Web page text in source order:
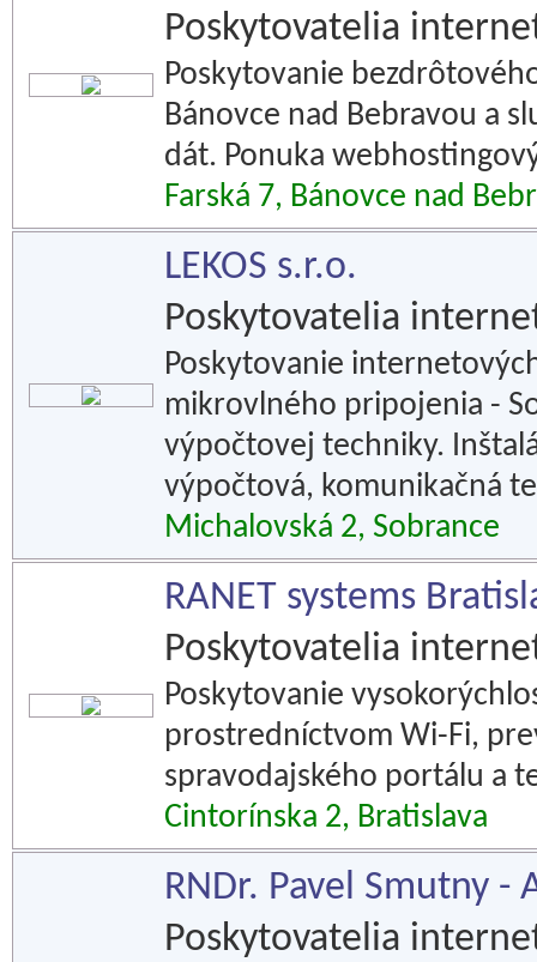
Poskytovatelia
Poskytovanie
Bánovce nad Bebravou a
dát. Ponuka
Farská 7, Bánovce nad
LEKOS s.r.o.
Poskytovatelia
Poskytovanie
mikrovlného pripojenia -
výpočtovej techniky.
výpočtová, komunikačná
Michalovská 2, Sobrance
RANET systems
Poskytovatelia
Poskytovanie
prostredníctvom Wi-Fi,
spravodajského portálu a
Cintorínska 2, Bratislava
RNDr. Pavel Smutny -
Poskytovatelia